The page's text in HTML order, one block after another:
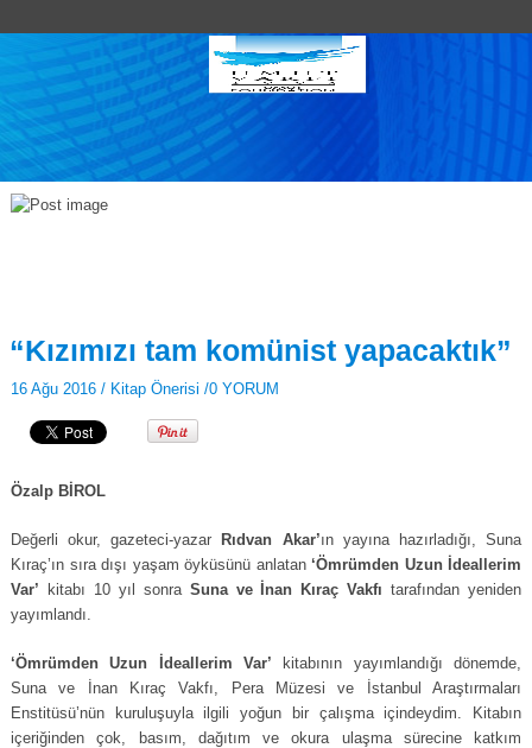
“Kızımızı tam komünist yapacaktık”
16 Ağu 2016 / Kitap Önerisi /0 YORUM
Özalp BİROL
Değerli okur, gazeteci-yazar Rıdvan Akar’ın yayına hazırladığı, Suna
Kıraç’ın sıra dışı yaşam öyküsünü anlatan‘Ömrümden Uzun İdeallerim
Var’ kitabı 10 yıl sonra Suna ve İnan Kıraç Vakfı tarafından yeniden
yayımlandı.
‘Ömrümden Uzun İdeallerim Var’ kitabının yayımlandığı dönemde,
Suna ve İnan Kıraç Vakfı, Pera Müzesi ve İstanbul Araştırmaları
Enstitüsü’nün kuruluşuyla ilgili yoğun bir çalışma içindeydim. Kitabın
içeriğinden çok, basım, dağıtım ve okura ulaşma sürecine katkım